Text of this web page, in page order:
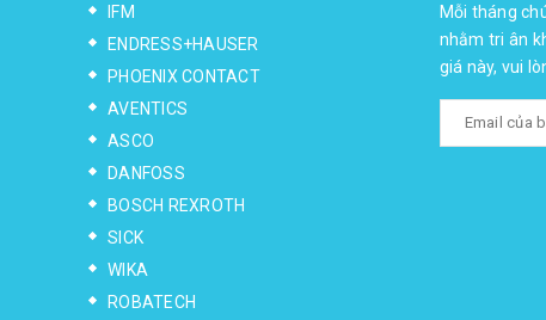
IFM
ENDRESS+HAUSER
PHOENIX CONTACT
AVENTICS
ASCO
DANFOSS
BOSCH REXROTH
SICK
WIKA
ROBATECH
Mỗi tháng
nhằm tri ân
giá này, vui